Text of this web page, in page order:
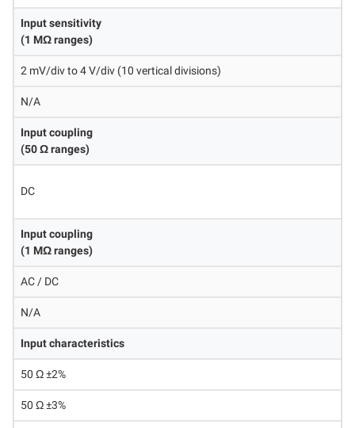
Input sensitivity
(1 MΩ ranges)
2 mV/div to 4 V/div (10 vertical divisions)
N/A
Input coupling
(50 Ω ranges)
DC
Input coupling
(1 MΩ ranges)
AC / DC
N/A
Input characteristics
50 Ω ±2%
50 Ω ±3%